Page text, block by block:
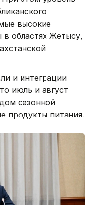
высокие
в областях Жетысу,
и интеграции
июль и август
сезонной
продукты питания.